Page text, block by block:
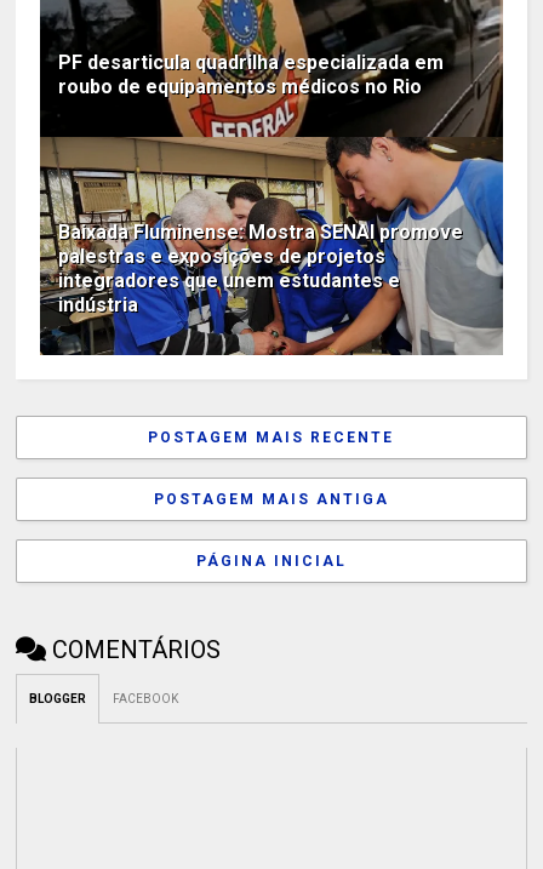
PF desarticula quadrilha especializada em
roubo de equipamentos médicos no Rio
Baixada Fluminense: Mostra SENAI promove
palestras e exposições de projetos
integradores que unem estudantes e
indústria
POSTAGEM MAIS RECENTE
POSTAGEM MAIS ANTIGA
PÁGINA INICIAL
COMENTÁRIOS
BLOGGER FACEBOOK